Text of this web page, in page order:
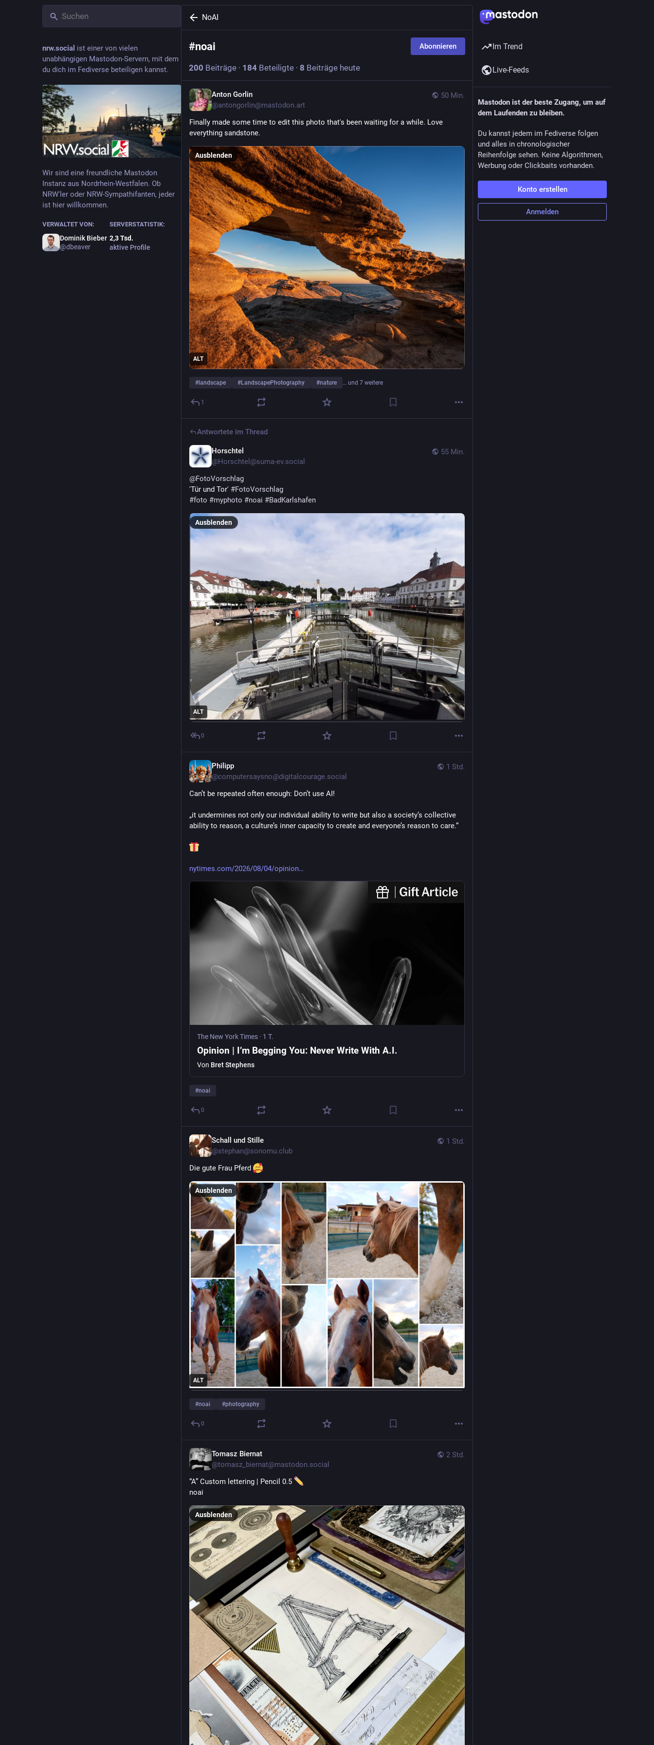
nrw.social ist einer von vielen
unabhängigen Mastodon-Servern, mit dem
du dich im Fediverse beteiligen kannst.
Wir sind eine freundliche Mastodon
Instanz aus Nordrhein-Westfalen. Ob
NRW'ler oder NRW-Sympathifanten, jeder
ist hier willkommen.
VERWALTET VON:
Dominik Bieber
@dbeaver
SERVERSTATISTIK:
2,3Tsd.
aktive Profile
NoAI
#noai Abonnieren
200 Beiträge · 184 Beteiligte · 8 Beiträge heute
50 Min.
Anton Gorlin
@antongorlin@mastodon.art
Finally made some time to edit this photo that's been waiting for a while. Love
everything sandstone.
ALT
Ausblenden
#landscape #LandscapePhotography #nature … und 7 weitere
1
Antwortete im Thread
55 Min.
Horschtel
@Horschtel@suma-ev.social
@FotoVorschlag
'Tür und Tor' #FotoVorschlag
#foto #myphoto #noai #BadKarlshafen
ALT
Ausblenden
0
1 Std.
Philipp
@computersaysno@digitalcourage.social
Can’t be repeated often enough: Don’t use AI!
„it undermines not only our individual ability to write but also a society’s collective
ability to reason, a culture’s inner capacity to create and everyone’s reason to care.“
nytimes.com/2026/08/04/opinion
The New York Times · 1 T.
Opinion | I’m Begging You: Never Write With A.I.
Von Bret Stephens
#noai
0
1 Std.
Schall und Stille
@stephan@sonomu.club
Die gute Frau Pferd
ALT
Ausblenden
#noai #photography
0
2 Std.
Tomasz Biernat
@tomasz_biernat@mastodon.social
“A” Custom lettering | Pencil 0.5
noai
Ausblenden
Im Trend
Live-Feeds
Mastodon ist der beste Zugang, um auf
dem Laufenden zu bleiben.
Du kannst jedem im Fediverse folgen
und alles in chronologischer
Reihenfolge sehen. Keine Algorithmen,
Werbung oder Clickbaits vorhanden.
Konto erstellen
Anmelden